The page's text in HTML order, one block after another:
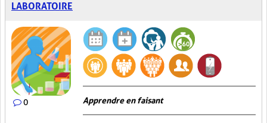
LABORATOIRE
0 Apprendre en faisant